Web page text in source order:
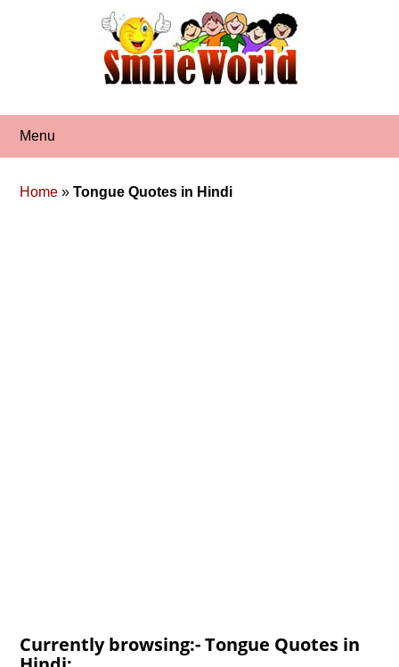
Menu
Home »Tongue Quotes in Hindi
Currently browsing:- Tongue Quotes in